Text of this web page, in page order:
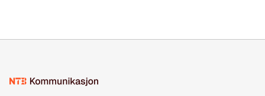
mining.Energy Market Dynamics: Explore how Bitcoin mining
mining.Sound Money: Discover how tamper-proof currency